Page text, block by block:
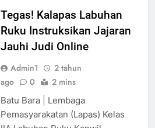
Tegas! Kalapas Labuhan
Ruku Instruksikan Jajaran
Jauhi Judi Online
Admin1
2 tahun
ago
0 2 mins
Batu Bara | Lembaga
Pemasyarakatan (Lapas) Kelas